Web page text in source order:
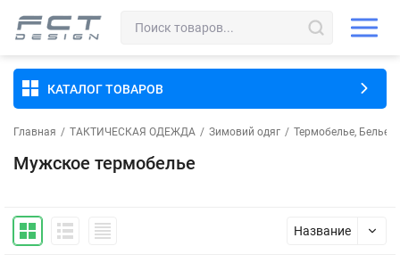
КАТАЛОГ ТОВАРОВ
Главная / ТАКТИЧЕСКАЯ ОДЕЖДА / Зимовий одяг / Термобелье, Белье
Мужское термобелье
Название